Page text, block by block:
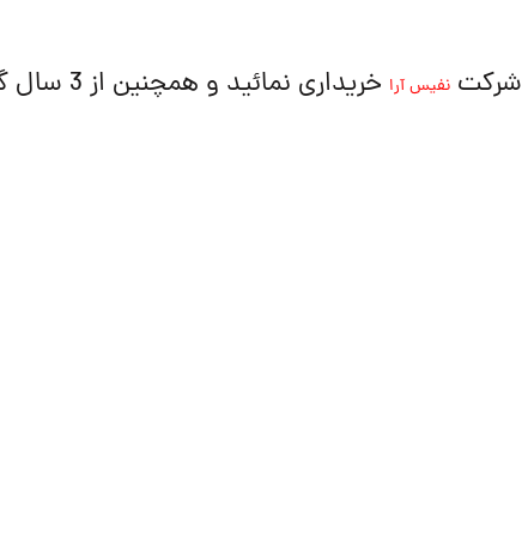
شرکتنفیس آرا خریداری نمائید و همچنین از 3 سال گارانتی این شرکت بهره مند شوید.